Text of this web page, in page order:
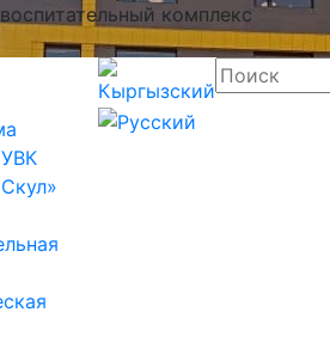
комплекс